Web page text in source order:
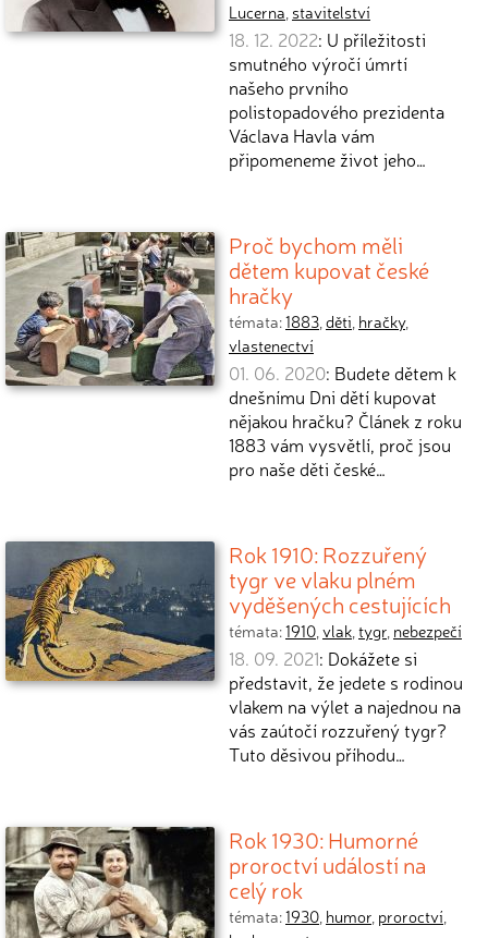
Lucerna, stavitelství
18. 12. 2022: U příležitosti
smutného výročí úmrtí
našeho prvního
polistopadového prezidenta
Václava Havla vám
připomeneme život jeho…
Proč bychom měli
dětem kupovat české
hračky
témata:1883,děti, hračky,
vlastenectví
01. 06. 2020: Budete dětem k
dnešnímu Dni dětí kupovat
nějakou hračku? Článek z roku
1883 vám vysvětlí, proč jsou
pro naše děti české…
Rok 1910: Rozzuřený
tygr ve vlaku plném
vyděšených cestujících
témata:1910,vlak,tygr, nebezpečí
18. 09. 2021: Dokážete si
představit, že jedete s rodinou
vlakem na výlet a najednou na
vás zaútočí rozzuřený tygr?
Tuto děsivou příhodu…
Rok 1930: Humorné
proroctví událostí na
celý rok
témata:1930, humor, proroctví,